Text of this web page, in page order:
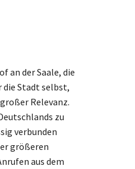
an der Saale, die
die Stadt selbst,
Relevanz.
zu
verbunden
größeren
aus dem